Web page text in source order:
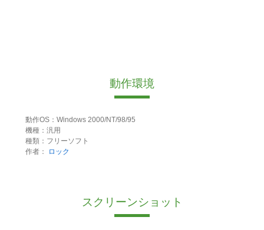
動作環境
動作OS：Windows 2000/NT/98/95
機種：汎用
種類：フリーソフト
作者：
ロック
スクリーンショット